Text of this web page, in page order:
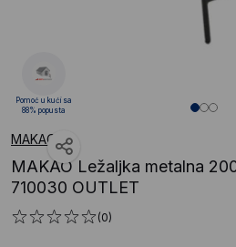
MAKAO
MAKAO Ležaljka metalna
710030 OUTLET
(0)
Pomoć u kući sa
88% popusta